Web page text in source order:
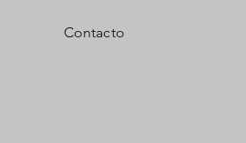
Contacto